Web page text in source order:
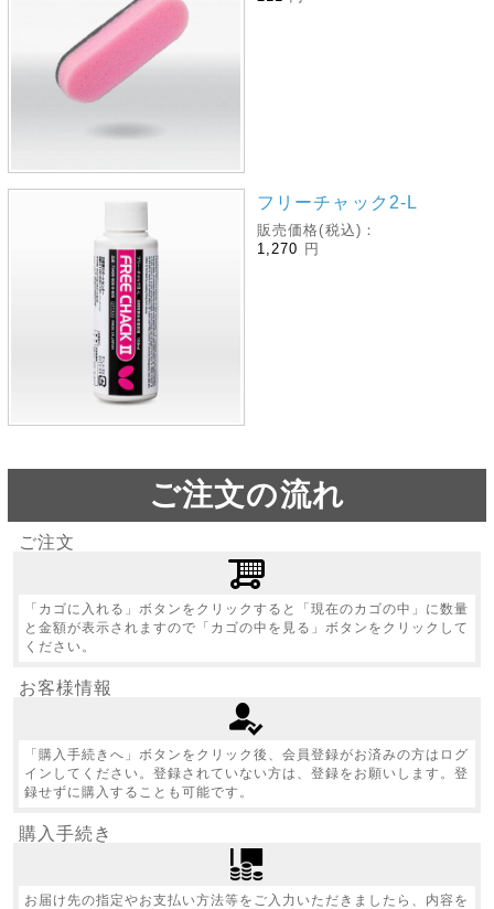
フリーチャック2‐L
販売価格(税込)：
1,270 円
ご注文の流れ
ご注文
「カゴに入れる」ボタンをクリックすると「現在のカゴの中」に数量
と金額が表示されますので「カゴの中を見る」ボタンをクリックして
ください。
お客様情報
「購入手続きへ」ボタンをクリック後、会員登録がお済みの方はログ
インしてください。登録されていない方は、登録をお願いします。登
録せずに購入することも可能です。
購入手続き
お届け先の指定やお支払い方法等をご入力いただきましたら、内容を